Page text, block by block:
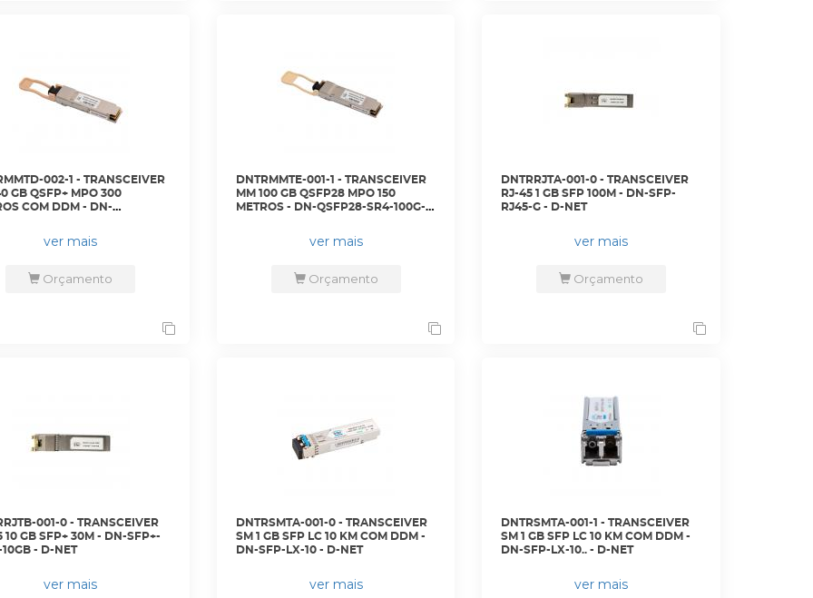
002-1 - TRANSCEIVER
GB QSFP+ MPO 300
COM DDM - DN-
ver mais
Orçamento
DNTRMMTE-001-1 - TRANSCEIVER
MM 100 GB QSFP28 MPO 150
METROS - DN-QSFP28-SR4-100G-
ver mais
Orçamento
DNTRRJTA-001-0 - TRANSCEIVER
RJ-45 1 GB SFP 100M - DN-SFP-
RJ45-G - D-NET
ver mais
Orçamento
001-0 - TRANSCEIVER
10 GB SFP+ 30M - DN-SFP+-
10GB - D-NET
ver mais
DNTRSMTA-001-0 - TRANSCEIVER
SM 1 GB SFP LC 10 KM COM DDM -
DN-SFP-LX-10 - D-NET
ver mais
DNTRSMTA-001-1 - TRANSCEIVER
SM 1 GB SFP LC 10 KM COM DDM -
DN-SFP-LX-10.. - D-NET
ver mais